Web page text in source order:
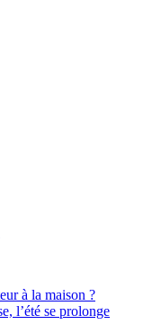
à la maison ?
l’été se prolonge